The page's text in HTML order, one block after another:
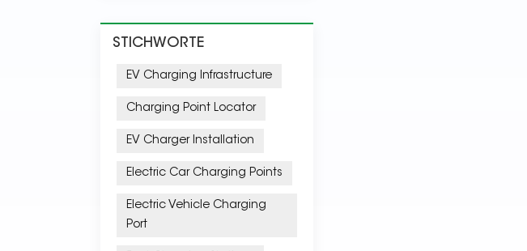
STICHWORTE
EV Charging Infrastructure
Charging Point Locator
EV Charger Installation
Electric Car Charging Points
Electric Vehicle Charging
Port